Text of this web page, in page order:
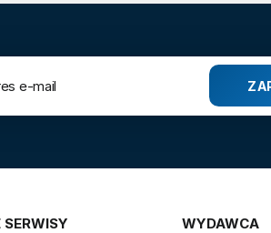
SERWISY WYDAWCA